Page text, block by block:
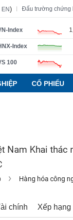
EN) Đấu trường chứng
Index
Index
100
CỔ PHIẾU
Nam Khai thác
Hàng hóa công
chính Xếp hạng
khoán Lãnh đạo